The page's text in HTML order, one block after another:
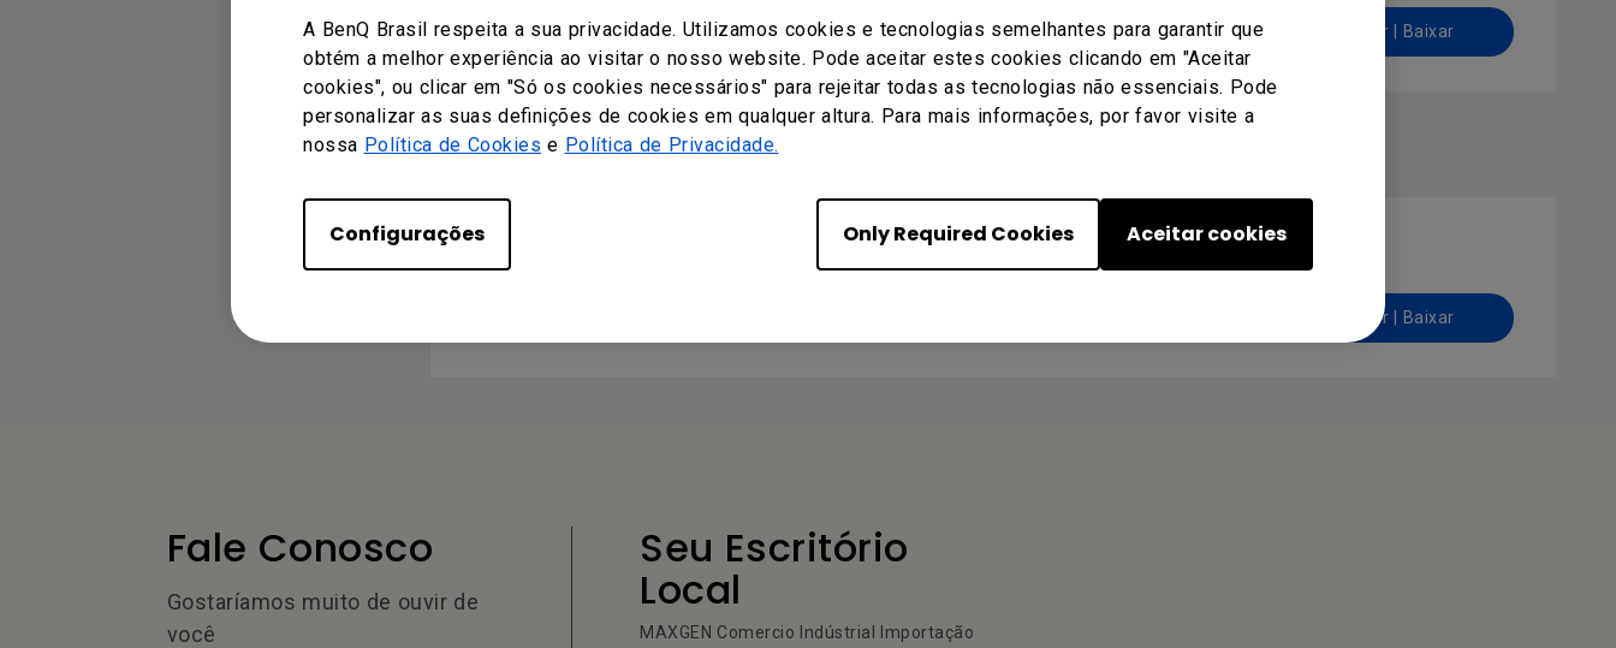
A BenQ Brasil respeita a sua privacidade. Utilizamos cookies e tecnologias semelhantes para garantir que
obtém a melhor experiência ao visitar o nosso website. Pode aceitar estes cookies clicando em "Aceitar
cookies", ou clicar em "Só os cookies necessários" para rejeitar todas as tecnologias não essenciais. Pode
personalizar as suas definições de cookies em qualquer altura. Para mais informações, por favor visite a
nossa Política de Cookies e Política de Privacidade.
Configurações Only Required Cookies Aceitar cookies
Versão : V 3.2.9.0
Sistema operacional: Windows
Visualizar | Baixar
MANUAL DO USUÁRIO
Manual do Utilizador
Visualizar | Baixar
Fale Conosco
Gostaríamos muito de ouvir de
você
Seu Escritório
Local
MAXGEN Comercio Indústrial Importação